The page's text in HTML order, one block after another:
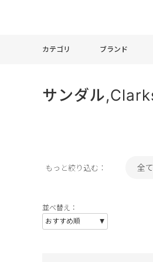
カテゴリ ブランド
サンダル
もっと絞り込む： 全て
並べ替え：